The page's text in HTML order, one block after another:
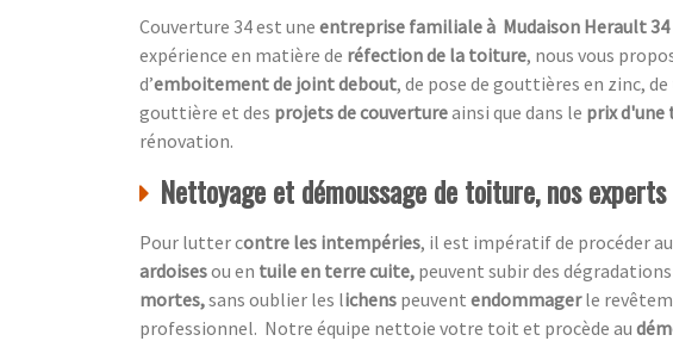
Couverture 34 est une entreprise familiale à Mudaison Herault 34
expérience en matière de réfection de la toiture, nous vous
d’emboitement de joint debout, de pose de gouttières en zinc,
gouttière et des projets de couvertureainsi que dans le prix
rénovation.
Nettoyage et démoussage de toiture, nos
Pour lutter contre les intempéries, il est impératif de procéder
ardoisesou en tuile en terre cuite, peuvent subir des
mortes,sans oublier les lichens peuvent endommagerle
professionnel. Notre équipe nettoie votre toit et procède au